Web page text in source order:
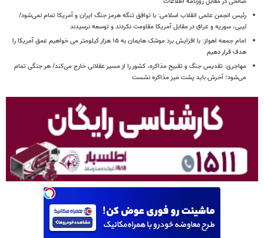
رئیس انجمن علمی انقلاب اسلامی: با توافق تنگه هرمز جنگ ایران و آمریکا تمام نمی‌شود/
لیبی، سوریه و عراق در مقابل آمریکا مقاومت نکردند و توسعه نرسیدند
امام‌ جمعه اهواز: با افزایش برد موشک هایمان به ۱۵ هزار کیلومتر می خواهیم عمق آمریکا را
هدف قرار دهیم
مهاجری: تقدیس جنگ و تقبیح مذاکره، کشور را از مسیر عقلانی خارج می‌کند/ هر جنگی تمام
می‌شود؛ آخرش باید پشت میز مذاکره نشست